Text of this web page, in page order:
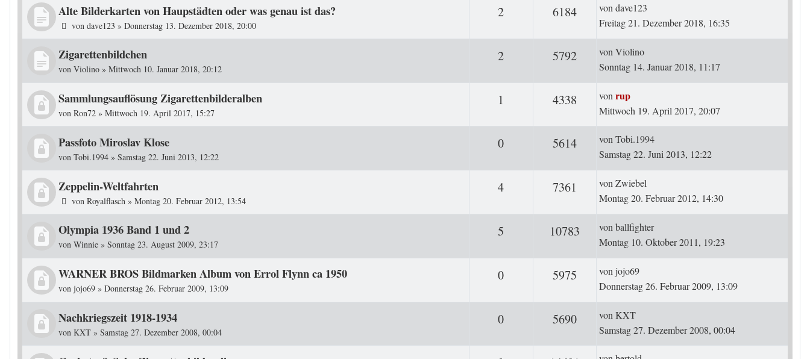
Alte Bilderkarten von Haupstädten oder was genau ist das?
von dave123 » Donnerstag 13. Dezember 2018, 20:00
2Antworten6184ZugriffeLetzter Beitrag
vondave123
Freitag 21. Dezember 2018, 16:35
Zigarettenbildchen
von Violino » Mittwoch 10. Januar 2018, 20:12
2Antworten5792ZugriffeLetzter Beitrag
vonViolino
Sonntag 14. Januar 2018, 11:17
Sammlungsauflösung Zigarettenbilderalben
von Ron72 » Mittwoch 19. April 2017, 15:27
1 Antworten4338 ZugriffeLetzter Beitrag
vonrup
Mittwoch 19. April 2017, 20:07
Passfoto Miroslav Klose
von Tobi.1994 » Samstag 22. Juni 2013, 12:22
0Antworten5614ZugriffeLetzter Beitrag
vonTobi.1994
Samstag 22. Juni 2013, 12:22
Zeppelin-Weltfahrten
von Royalflasch » Montag 20. Februar 2012, 13:54
4Antworten7361 ZugriffeLetzter Beitrag
vonZwiebel
Montag 20. Februar 2012, 14:30
Olympia 1936 Band 1 und 2
von Winnie » Sonntag 23. August 2009, 23:17
5 Antworten10783 Zugriffe
Letzter Beitrag
vonballfighter
Montag 10. Oktober 2011, 19:23
WARNER BROS Bildmarken Album von Errol Flynn ca 1950
von jojo69 » Donnerstag 26. Februar 2009, 13:09
0Antworten5975 ZugriffeLetzter Beitrag
von jojo69
Donnerstag 26. Februar 2009, 13:09
Nachkriegszeit 1918-1934
von KXT » Samstag 27. Dezember 2008, 00:04
0Antworten5690ZugriffeLetzter Beitrag
vonKXT
Samstag 27. Dezember 2008, 00:04